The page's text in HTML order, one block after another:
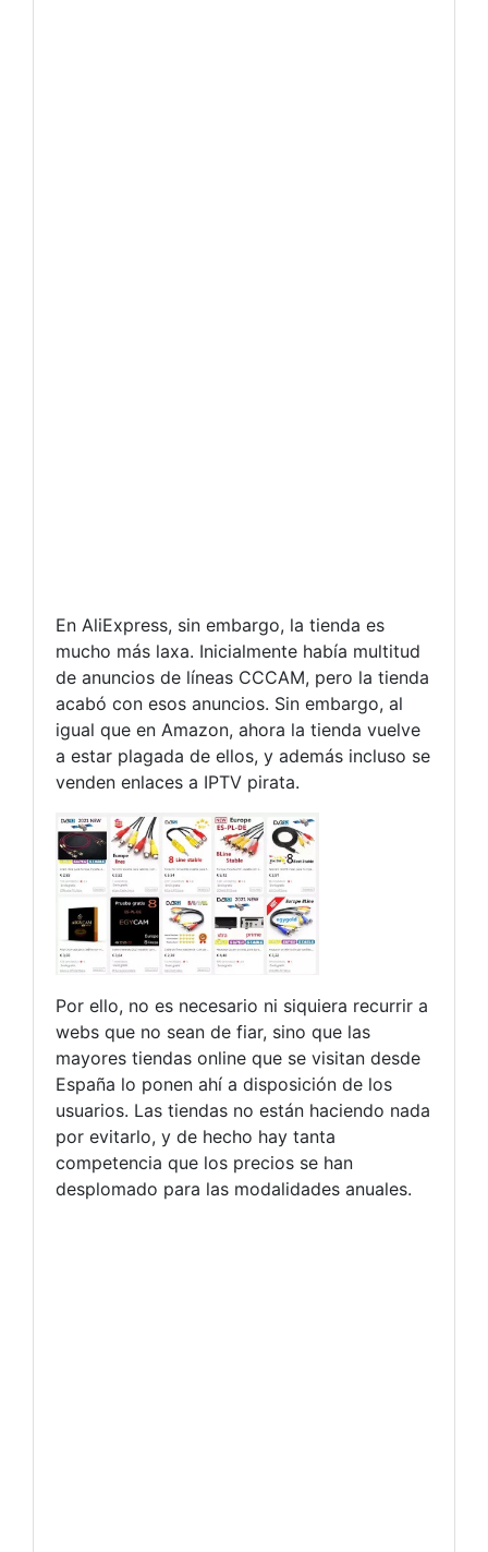
En AliExpress, sin embargo, la tienda es
mucho más laxa. Inicialmente había multitud
de anuncios de líneas CCCAM, pero la tienda
acabó con esos anuncios. Sin embargo, al
igual que en Amazon, ahora la tienda vuelve
a estar plagada de ellos, y además incluso se
venden enlaces a IPTV pirata.
Por ello, no es necesario ni siquiera recurrir a
webs que no sean de fiar, sino que las
mayores tiendas online que se visitan desde
España lo ponen ahí a disposición de los
usuarios. Las tiendas no están haciendo nada
por evitarlo, y de hecho hay tanta
competencia que los precios se han
desplomado para las modalidades anuales.